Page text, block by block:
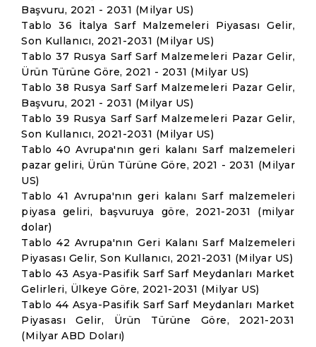
Başvuru, 2021 - 2031 (Milyar US)
Tablo 36 İtalya Sarf Malzemeleri Piyasası Gelir,
Son Kullanıcı, 2021-2031 (Milyar US)
Tablo 37 Rusya Sarf Sarf Malzemeleri Pazar Gelir,
Ürün Türüne Göre, 2021 - 2031 (Milyar US)
Tablo 38 Rusya Sarf Sarf Malzemeleri Pazar Gelir,
Başvuru, 2021 - 2031 (Milyar US)
Tablo 39 Rusya Sarf Sarf Malzemeleri Pazar Gelir,
Son Kullanıcı, 2021-2031 (Milyar US)
Tablo 40 Avrupa'nın geri kalanı Sarf malzemeleri
pazar geliri, Ürün Türüne Göre, 2021 - 2031 (Milyar
US)
Tablo 41 Avrupa'nın geri kalanı Sarf malzemeleri
piyasa geliri, başvuruya göre, 2021-2031 (milyar
dolar)
Tablo 42 Avrupa'nın Geri Kalanı Sarf Malzemeleri
Piyasası Gelir, Son Kullanıcı, 2021-2031 (Milyar US)
Tablo 43 Asya-Pasifik Sarf Sarf Meydanları Market
Gelirleri, Ülkeye Göre, 2021-2031 (Milyar US)
Tablo 44 Asya-Pasifik Sarf Sarf Meydanları Market
Piyasası Gelir, Ürün Türüne Göre, 2021-2031
(Milyar ABD Doları)